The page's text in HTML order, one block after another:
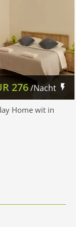
276/Nacht
Home wit in